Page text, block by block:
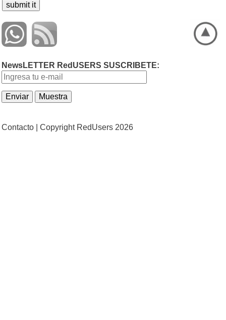
NewsLETTER RedUSERS SUSCRIBETE:
Contacto | Copyright RedUsers 2026